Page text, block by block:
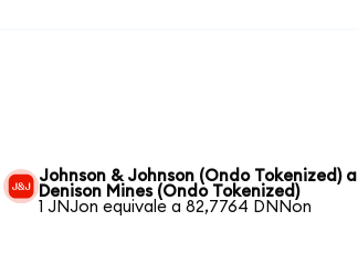
Johnson & Johnson (Ondo Tokenized) a
Denison Mines (Ondo Tokenized)
1 JNJon equivale a 82,7764 DNNon